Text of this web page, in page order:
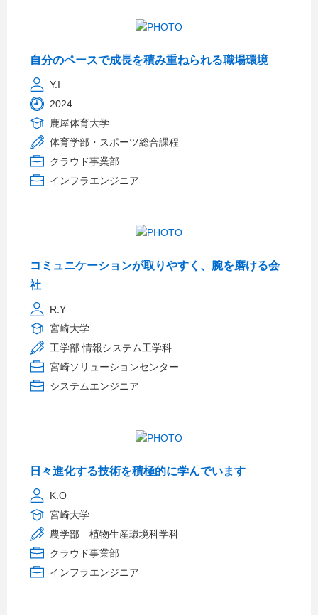
自分のペースで成長を積み重ねられる職場環境
Y.I
2024
鹿屋体育大学
体育学部・スポーツ総合課程
クラウド事業部
インフラエンジニア
コミュニケーションが取りやすく、腕を磨ける会
社
R.Y
宮崎大学
工学部 情報システム工学科
宮崎ソリューションセンター
システムエンジニア
日々進化する技術を積極的に学んでいます
K.O
宮崎大学
農学部 植物生産環境科学科
クラウド事業部
インフラエンジニア